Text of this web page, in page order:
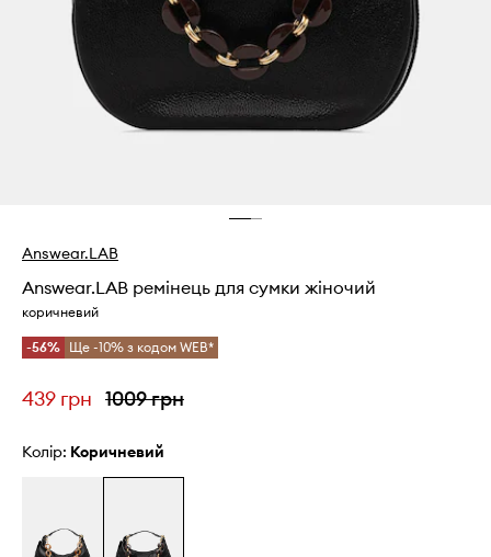
Answear.LAB
Answear.LAB ремінець для сумки жіночий
коричневий
-56% Ще -10% з кодом WEB*
439 грн 1009 грн
Колір: коричневий